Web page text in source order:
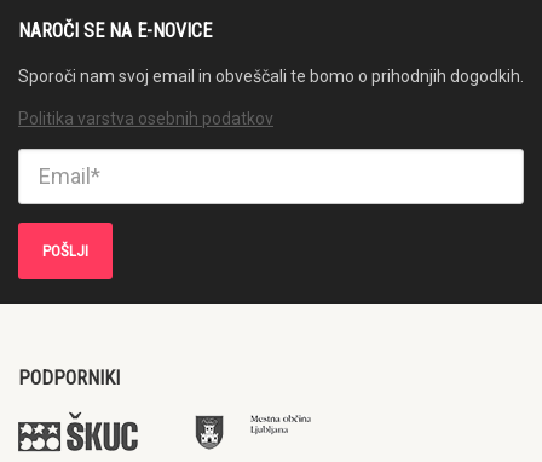
NAROČI SE NA E-NOVICE
Sporoči nam svoj email in obveščali te bomo o prihodnjih dogodkih.
Politika varstva osebnih podatkov
PODPORNIKI